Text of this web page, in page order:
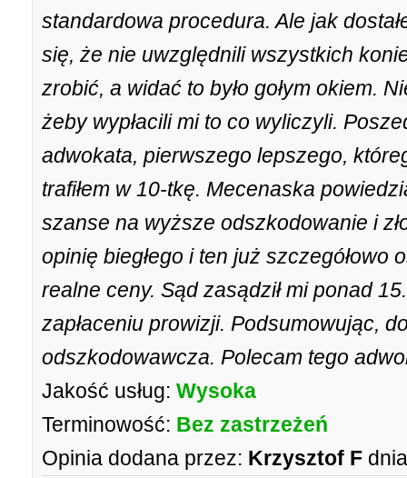
standardowa procedura. Ale jak
się, że nie uwzględnili wszystkich
zrobić, a widać to było gołym okiem.
żeby wypłacili mi to co wyliczyli.
adwokata, pierwszego lepszego,
trafiłem w 10-tkę. Mecenaska
szanse na wyższe odszkodowanie i
opinię biegłego i ten już szczegółowo
realne ceny. Sąd zasądził mi ponad
zapłaceniu prowizji. Podsumowując,
odszkodowawcza. Polecam tego
Jakość usług: Wysoka
Terminowość: Bez zastrzeżeń
Opinia dodana przez: Krzysztof F